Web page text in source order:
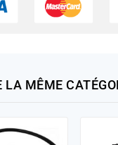
LA MÊME